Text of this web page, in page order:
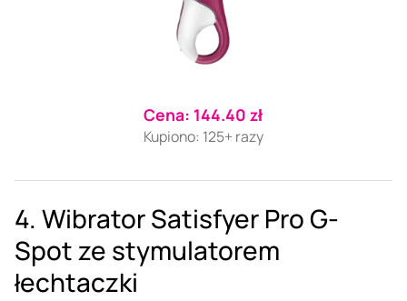
Cena: 144.40 zł
Kupiono: 125+ razy
4. Wibrator Satisfyer Pro G-
Spot ze stymulatorem
łechtaczki